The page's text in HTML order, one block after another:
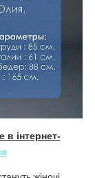
інтернет-